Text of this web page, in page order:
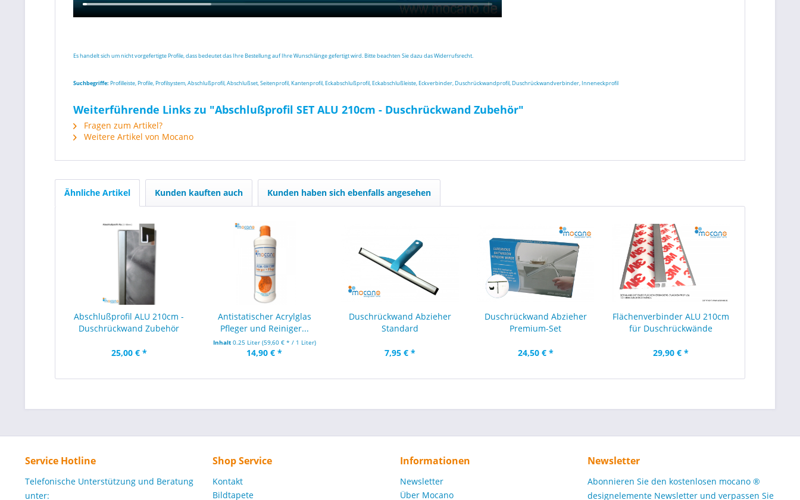
Es handelt sich um nicht vorgefertigte Profile, dass bedeutet das Ihre Bestellung auf Ihre Wunschlänge gefertigt wird. Bitte beachten Sie dazu das Widerrufsrecht.
Suchbegriffe: Profilleiste, Profile, Profilsystem, Abschlußprofil, Abschlußset, Seitenprofil, Kantenprofil, Eckabschlußprofil, Eckabschlußleiste, Eckverbinder, Duschrückwandprofil, Duschrückwandverbinder, Inneneckprofil
Weiterführende Links zu "Abschlußprofil SET ALU 210cm - Duschrückwand Zubehör"
Fragen zum Artikel?
Weitere Artikel von Mocano
Ähnliche Artikel Kunden kauften auch Kunden haben sich ebenfalls angesehen
Abschlußprofil ALU 210cm -
Duschrückwand Zubehör
25,00 € *
Antistatischer Acrylglas
Pfleger und Reiniger...
Inhalt 0.25 Liter (59,60 € * / 1 Liter)
14,90 € *
Duschrückwand Abzieher
Standard
7,95 € *
Duschrückwand Abzieher
Premium-Set
24,50 € *
Flächenverbinder ALU 210cm
für Duschrückwände
29,90 € *
Service Hotline
Telefonische Unterstützung und Beratung
unter:
Shop Service
Kontakt
Bildtapete
Informationen
Newsletter
Über Mocano
Newsletter
Abonnieren Sie den kostenlosen mocano ®
designelemente Newsletter und verpassen Sie